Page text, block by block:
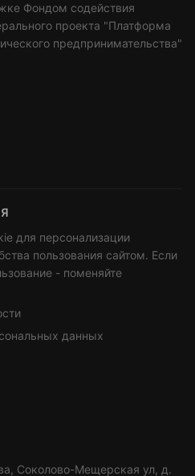
Фондом содействия
проекта "Платформа
предпринимательства"
для персонализации
пользования сайтом. Если
- поменяйте
данных
Соколово-Мещерская ул, д.